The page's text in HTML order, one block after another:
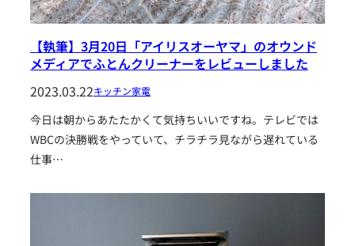
【執筆】3月20日「アイリスオーヤマ」のオウンド
メディアでふとんクリーナーをレビューしました
2023.03.22キッチン家電
今日は朝からあたたかくて気持ちいいですね。テレビでは
WBCの決勝戦をやっていて、チラチラ見ながら遅れている
仕事…